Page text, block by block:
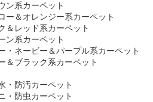
ン系カーペット
ー＆オレンジー系カーペット
＆レッド系カーペット
ン系カーペット
・ネービー＆パープル系カーペット
＆ブラック系カーペット
・防汚カーペット
・防虫カーペット